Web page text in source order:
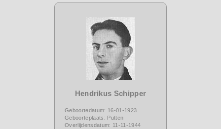
Hendrikus Schipper
Geboortedatum: 16-01-1923
Geboorteplaats: Putten
Overlijdensdatum: 11-11-1944